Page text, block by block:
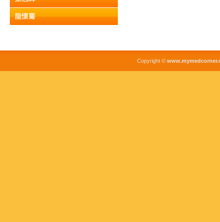
龍懷騫
Copyright ©